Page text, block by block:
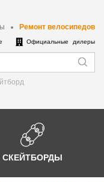
Ремонт велосипедов
Официальные дилеры
СКЕЙТБОРДЫ